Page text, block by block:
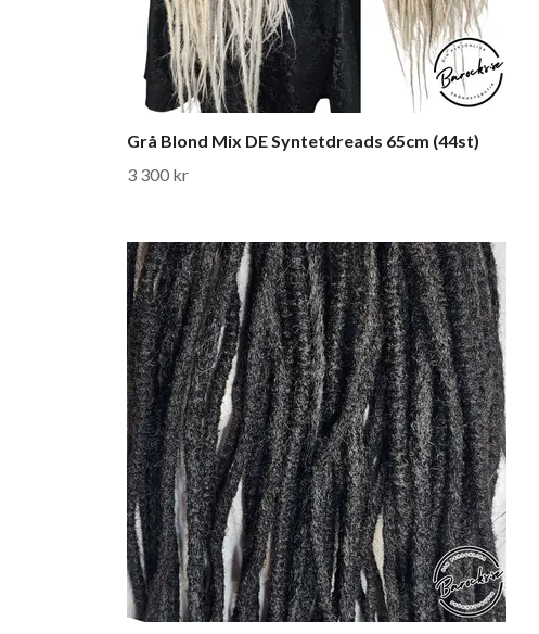
Grå Blond Mix DE Syntetdreads 65cm (44st)
3 300 kr